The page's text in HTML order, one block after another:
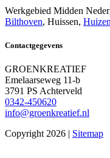
Werkgebied Midden
Bilthoven, Huissen, Huizen
Contactgegevens
GROENKREATIEF
Emelaarseweg 11-b
3791 PS Achterveld
0342-450620
info@groenkreatief.nl​
Copyright 2026 | Sitemap